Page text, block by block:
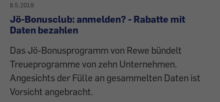
8.5.2019
Jö-Bonusclub: anmelden? - Rabatte mit
Daten bezahlen
Das Jö-Bonusprogramm von Rewe bündelt
Treueprogramme von zehn Unternehmen.
Angesichts der Fülle an gesammelten Daten ist
Vorsicht angebracht.